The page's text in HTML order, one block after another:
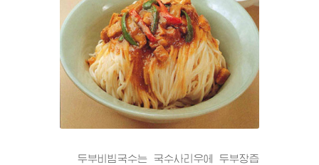
두부비빔국수는 국수사리우에 두부장즙